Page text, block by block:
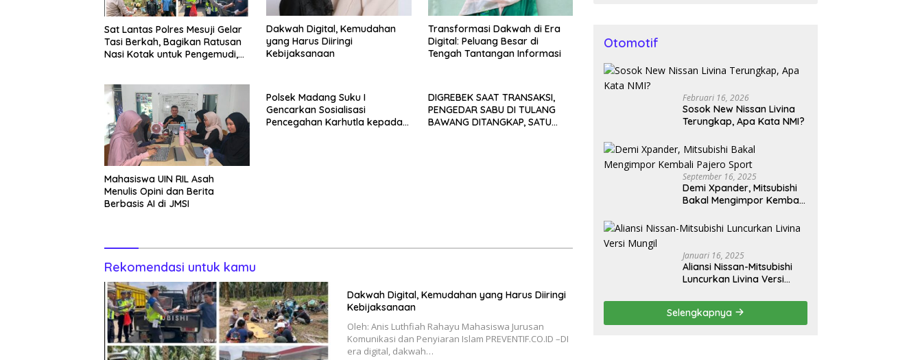
Sat Lantas Polres Mesuji Gelar
Tasi Berkah, Bagikan Ratusan
Nasi Kotak untuk Pengemudi,
Dakwah Digital, Kemudahan
yang Harus Diiringi
Kebijaksanaan
Transformasi Dakwah di Era
Digital: Peluang Besar di
Tengah Tantangan Informasi
Mahasiswa UIN RIL Asah
Menulis Opini dan Berita
Berbasis AI di JMSI
Polsek Madang Suku I
Gencarkan Sosialisasi
Pencegahan Karhutla kepada
DIGREBEK SAAT TRANSAKSI,
PENGEDAR SABU DI TULANG
BAWANG DITANGKAP, SATU
Rekomendasi untuk kamu
Dakwah Digital, Kemudahan yang Harus Diiringi
Kebijaksanaan
Oleh: Anis Luthfiah Rahayu Mahasiswa Jurusan
Komunikasi dan Penyiaran Islam PREVENTIF.CO.ID –DI
era digital, dakwah…
Otomotif
Februari 16, 2026
Sosok New Nissan Livina
Terungkap, Apa Kata NMI?
September 16, 2025
Demi Xpander, Mitsubishi
Bakal Mengimpor Kembali
Januari 16, 2025
Aliansi Nissan-Mitsubishi
Luncurkan Livina Versi
Selengkapnya